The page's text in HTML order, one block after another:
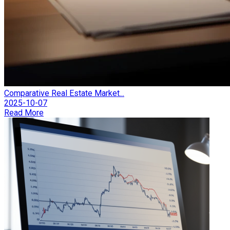
Comparative Real Estate Market...
2025-10-07
Read More